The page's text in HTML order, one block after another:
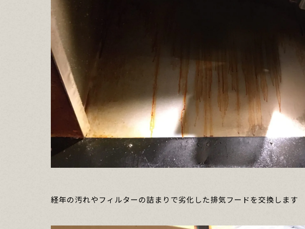
経年の汚れやフィルターの詰まりで劣化した排気フードを交換します